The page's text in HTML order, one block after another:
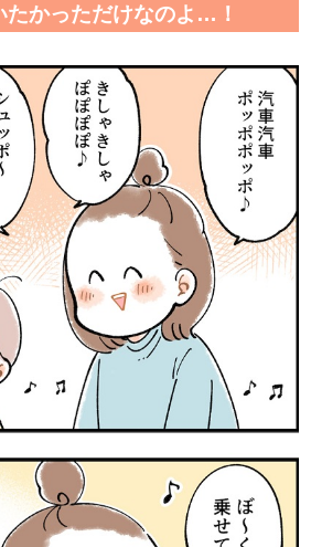
たかっただけなのよ…！